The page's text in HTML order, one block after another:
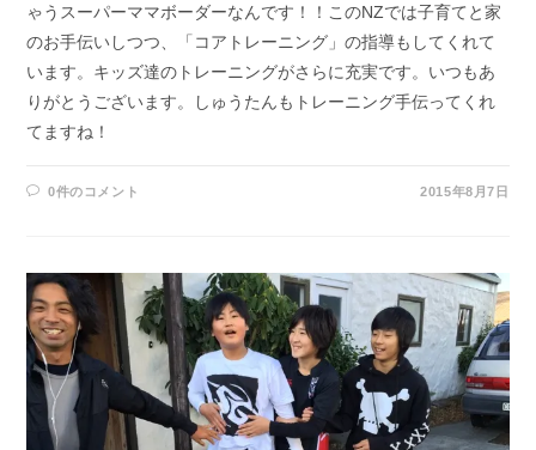
ゃうスーパーママボーダーなんです！！このNZでは子育てと家
のお手伝いしつつ、「コアトレーニング」の指導もしてくれて
います。キッズ達のトレーニングがさらに充実です。いつもあ
りがとうございます。しゅうたんもトレーニング手伝ってくれ
てますね！
0件のコメント 2015年8月7日